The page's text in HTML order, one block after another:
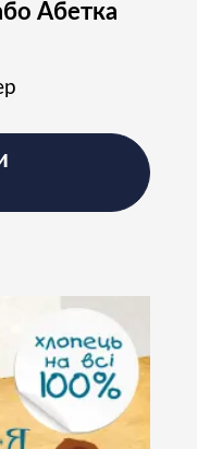
Абетка